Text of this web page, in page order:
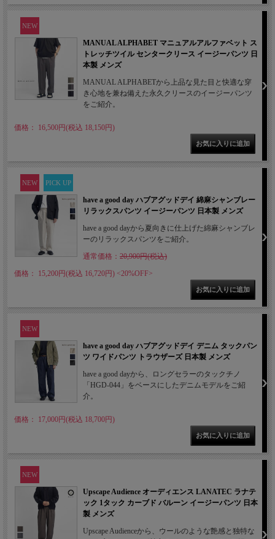
NEW
MANUAL ALPHABET マニュアルアルファベット ス
トレッチツイル センタークリース イージーパンツ 日
本製 メンズ
MANUAL ALPHABETから上品な見た目と快適な穿
き心地を兼ね備えた永久クリースのイージーパンツ
をご紹介。
価格： 16,500円(税込 18,150円)
NEW PICK UP
have a good day ハブアグッドデイ 綿麻シャンブレー
リラックスパンツ イージーパンツ 日本製 メンズ
have a good dayから夏向きに仕上げた綿麻シャンブレ
ーのリラックスパンツをご紹介。
通常価格： 20,900円(税込)
価格： 15,200円(税込 16,720円) <20%OFF>
NEW
have a good day ハブアグッドデイ デニム タックパン
ツ ワイドパンツ トラウザーズ 日本製 メンズ
have a good dayから、ロングセラーのタックチノ
「HGD-044」をベースにしたデニムモデルをご紹
介。
価格： 17,000円(税込 18,700円)
NEW
Upscape Audience オーディエンス LANATEC ラナテ
ック 1タック カーブド バルーン イージーパンツ 日本
製 メンズ
Upscape Audienceから、ウールのような艶感と独特な